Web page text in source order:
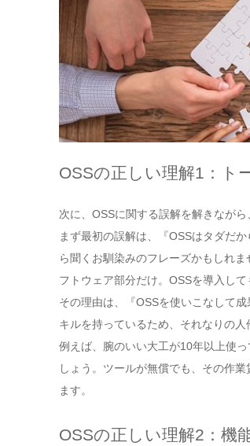
OSSの正しい理解1：ト
次に、OSSに関する誤解を解きなが
まず最初の誤解は、『OSSはタダだ
ら聞くお馴染みのフレーズかもしれ
フトウェア部分だけ。OSSを導入し
その理由は、『OSSを使いこなして
キルを持っているため、それなりの人
例えば、腕のいい大工が10年以上使
しょう。ツールが無償でも、その作
ます。
OSSの正しい理解2：機